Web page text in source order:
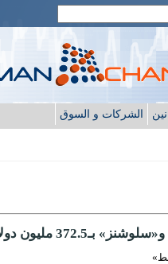
الشركات و السوق
لتطوير الحواسيب العملاقة